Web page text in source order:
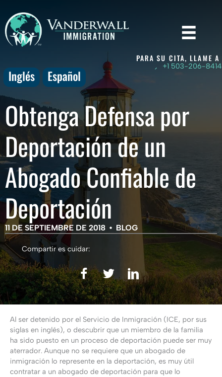
content
Inglés Español
PARA SU CITA, LLAME A
+1 503-206-8414
Obtenga Defensa por
Deportación de un
Abogado Confiable de
Deportación
11 DE SEPTIEMBRE DE 2018 • BLOG
Compartir es cuidar:
Al ser detenido por el Servicio de Inmigración (ICE, por sus
siglas en inglés), o descubrir que un miembro de la familia
ha sido puesto en un proceso de deportación puede ser muy
aterrador. Aunque no se requiere que un abogado de
inmigración lo represente en la deportación, es muy útil
contratar a un abogado de deportación para que lo